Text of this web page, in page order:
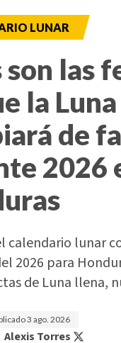
LUNAR
son las
la Luna
de
2026
calendario lunar
2026 para
de Luna llena,
3 ago. 2026
Alexis Torres